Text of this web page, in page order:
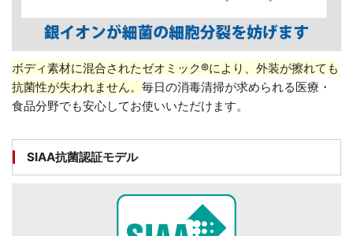
ボディ素材に混合されたゼオミック®により、外装が擦れても
抗菌性が失われません。 毎日の消毒清掃が求められる医療・
食品分野でも安心してお使いいただけます。
SIAA抗菌認証モデル